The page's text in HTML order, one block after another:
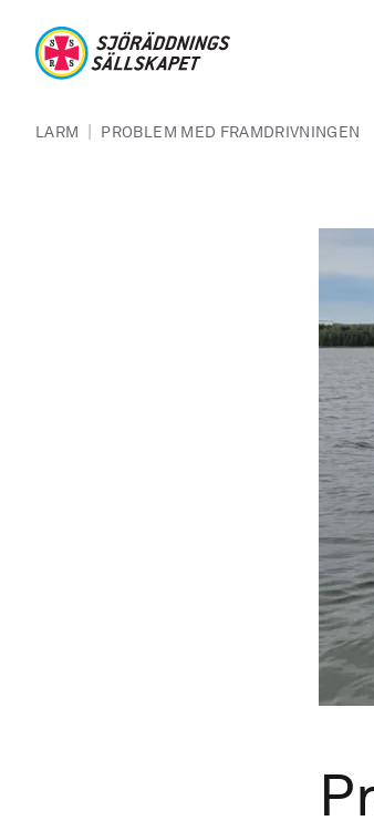
LARM | PROBLEM MED FRAMDRIVNINGEN